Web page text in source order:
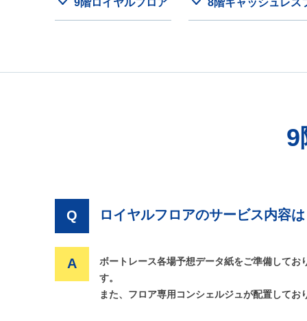
9階ロイヤルフロア 8階キャッシュレス
9
Q ロイヤルフロアのサービス内容
A
ボートレース各場予想データ紙をご準備して
す。
また、フロア専用コンシェルジュが配置して